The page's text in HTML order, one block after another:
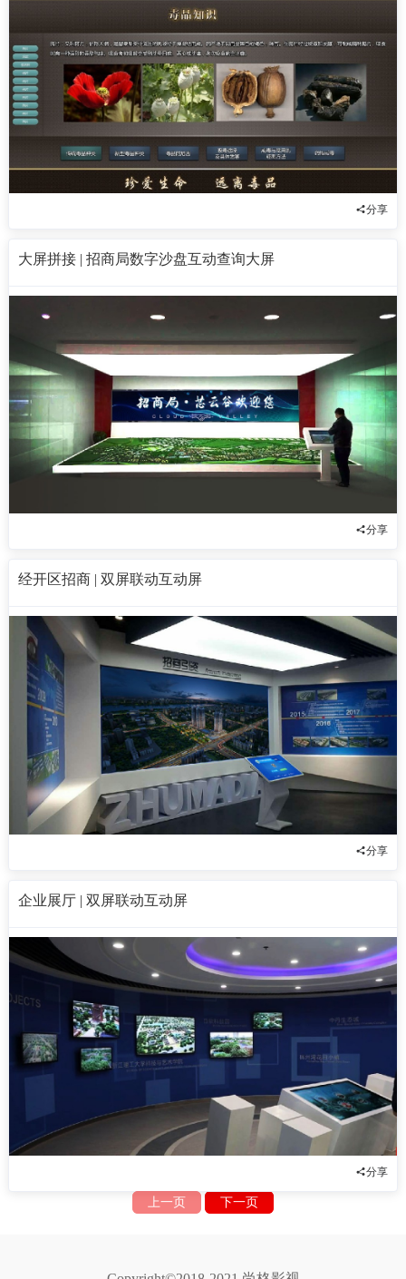
分享
大屏拼接 | 招商局数字沙盘互动查询大屏
分享
经开区招商 | 双屏联动互动屏
分享
企业展厅 | 双屏联动互动屏
分享
上一页 下一页